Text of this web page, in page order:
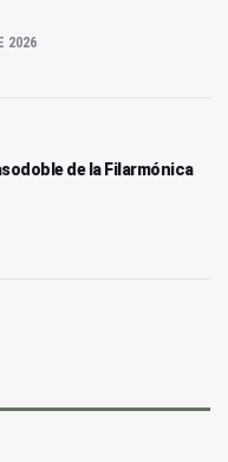
2026
de la Filarmónica